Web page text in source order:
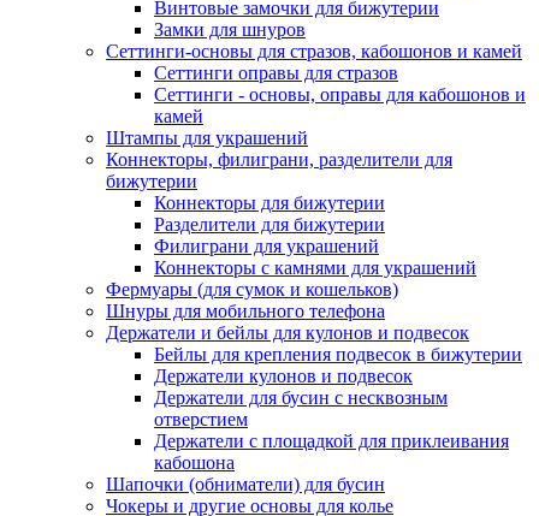
Винтовые замочки для бижутерии
Замки для шнуров
Сеттинги-основы для стразов, кабошонов и камей
Сеттинги оправы для стразов
Сеттинги - основы, оправы для кабошонов и
камей
Штампы для украшений
Коннекторы, филиграни, разделители для
бижутерии
Коннекторы для бижутерии
Разделители для бижутерии
Филиграни для украшений
Коннекторы с камнями для украшений
Фермуары (для сумок и кошельков)
Шнуры для мобильного телефона
Держатели и бейлы для кулонов и подвесок
Бейлы для крепления подвесок в бижутерии
Держатели кулонов и подвесок
Держатели для бусин с несквозным
отверстием
Держатели с площадкой для приклеивания
кабошона
Шапочки (обниматели) для бусин
Чокеры и другие основы для колье